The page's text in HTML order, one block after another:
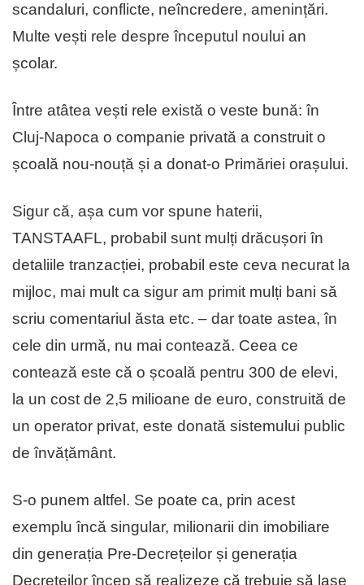
scandaluri, conflicte, neîncredere, amenințări.
Multe vești rele despre începutul noului an
școlar.
Între atâtea vești rele există o veste bună: în
Cluj-Napoca o companie privată a construit o
școală nou-nouță și a donat-o Primăriei orașului.
Sigur că, așa cum vor spune haterii,
TANSTAAFL, probabil sunt mulți drăcușori în
detaliile tranzacției, probabil este ceva necurat la
mijloc, mai mult ca sigur am primit mulți bani să
scriu comentariul ăsta etc. – dar toate astea, în
cele din urmă, nu mai contează. Ceea ce
contează este că o școală pentru 300 de elevi,
la un cost de 2,5 milioane de euro, construită de
un operator privat, este donată sistemului public
de învățământ.
S-o punem altfel. Se poate ca, prin acest
exemplu încă singular, milionarii din imobiliare
din generația Pre-Decrețeilor și generația
Decrețeilor încep să realizeze că trebuie să lase